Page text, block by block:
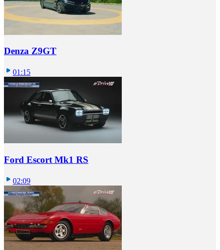
Denza Z9GT
01:15
Ford Escort Mk1 RS
02:09